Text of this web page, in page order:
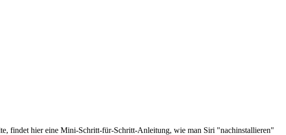
findet hier eine Mini-Schritt-für-Schritt-Anleitung, wie man Siri "nachinstallieren"